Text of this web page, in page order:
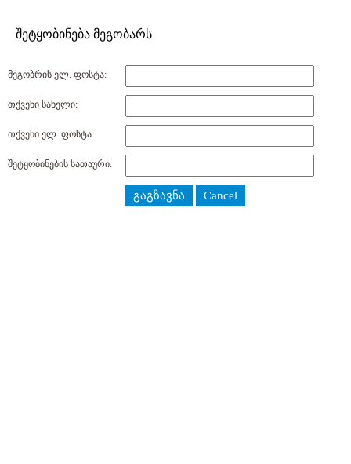
შეტყობინება მეგობარს
მეგობრის ელ. ფოსტა:
თქვენი სახელი:
თქვენი ელ. ფოსტა:
შეტყობინების სათაური:
გაგზავნა Cancel